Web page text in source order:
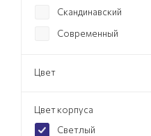
Скандинавский
Современный
Цвет
Цвет корпуса
Светлый